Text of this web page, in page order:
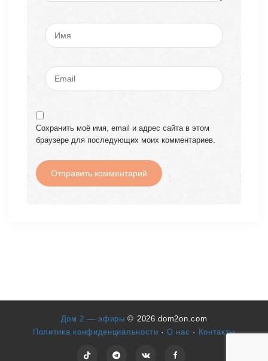
Сохранить моё имя, email и адрес сайта в этом
браузере для последующих моих комментариев.
Дом 2 — эфиры© 2026 dom2on.com
Политика конфиденциальности · О нас · Контакты